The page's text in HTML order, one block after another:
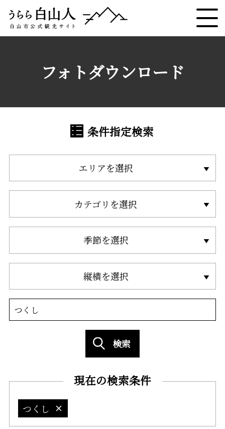
フォトダウンロード
条件指定検索
エリアを選択
カテゴリを選択
季節を選択
縦横を選択
検索
現在の検索条件
つくし